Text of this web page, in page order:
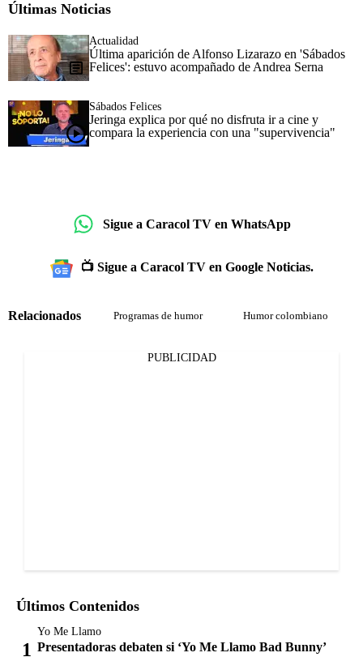
Últimas Noticias
Actualidad
Última aparición de Alfonso Lizarazo en 'Sábados
Felices': estuvo acompañado de Andrea Serna
Sábados Felices
Jeringa explica por qué no disfruta ir a cine y
compara la experiencia con una "supervivencia"
Sigue a Caracol TV en WhatsApp
📺 Sigue a Caracol TV en Google Noticias.
Relacionados Programas de humor Humor colombiano
PUBLICIDAD
Últimos Contenidos
Yo Me Llamo
Presentadoras debaten si ‘Yo Me Llamo Bad Bunny’